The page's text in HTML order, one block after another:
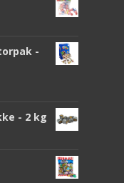
-
- 2 kg